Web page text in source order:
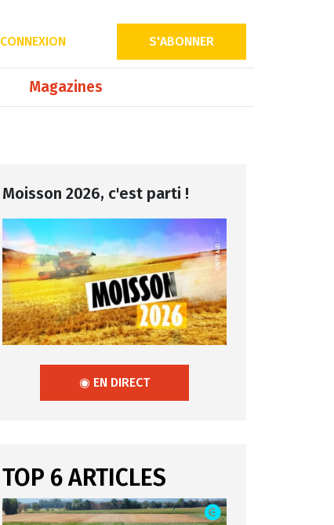
CONNEXION S'ABONNER
Magazines
Moisson 2026, c'est parti !
◉ EN DIRECT
TOP 6 ARTICLES